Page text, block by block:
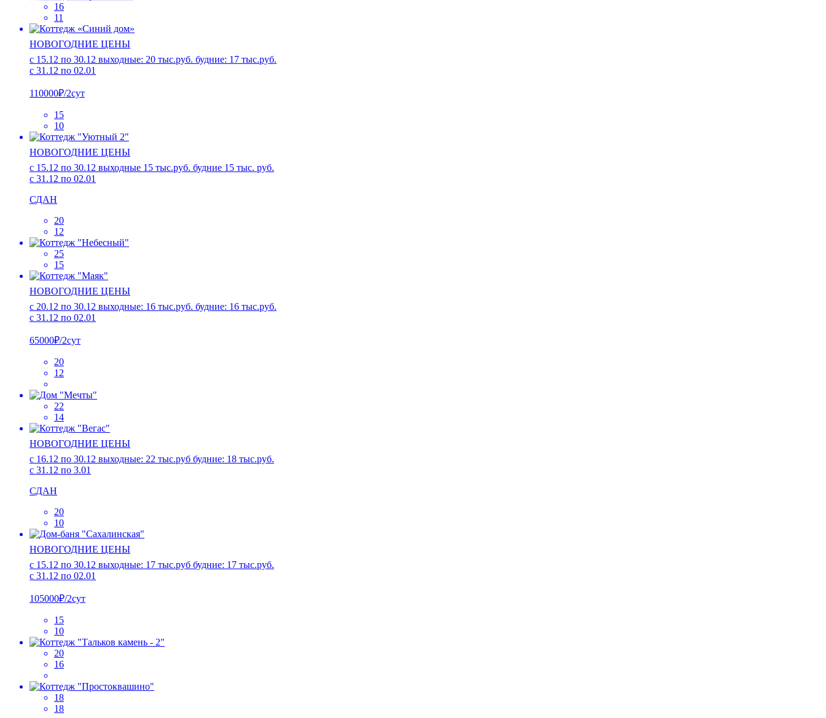
16
11
НОВОГОДНИЕ ЦЕНЫ
c 15.12 по 30.12 выходные: 20 тыс.руб. будние: 17 тыс.руб.
с 31.12 по 02.01
110000₽/2сут
15
10
НОВОГОДНИЕ ЦЕНЫ
c 15.12 по 30.12 выходные 15 тыс.руб. будние 15 тыс. руб.
с 31.12 по 02.01
СДАН
20
12
25
15
НОВОГОДНИЕ ЦЕНЫ
с 20.12 по 30.12 выходные: 16 тыс.руб. будние: 16 тыс.руб.
с 31.12 по 02.01
65000₽/2сут
20
12
22
14
НОВОГОДНИЕ ЦЕНЫ
с 16.12 по 30.12 выходные: 22 тыс.руб будние: 18 тыс.руб.
с 31.12 по 3.01
СДАН
20
10
НОВОГОДНИЕ ЦЕНЫ
с 15.12 по 30.12 выходные: 17 тыс.руб будние: 17 тыс.руб.
с 31.12 по 02.01
105000₽/2сут
15
10
20
16
18
18